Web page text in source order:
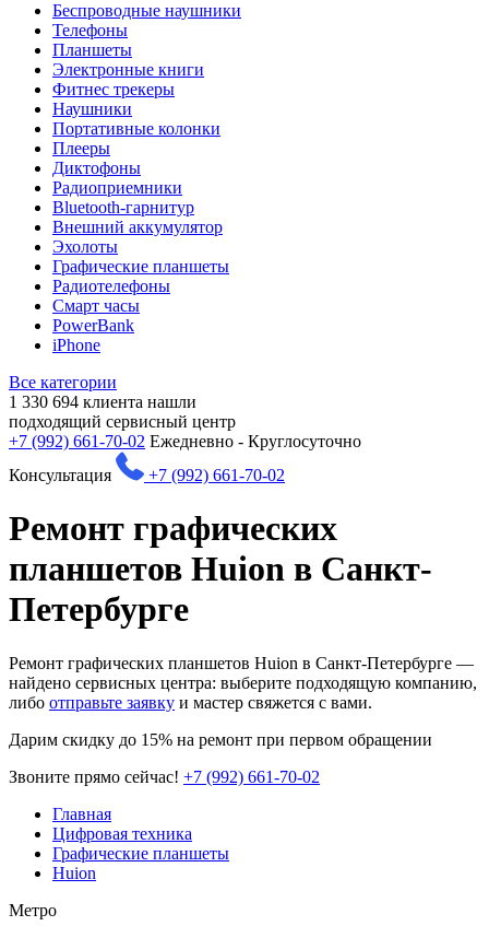
Беспроводные наушники
Телефоны
Планшеты
Электронные книги
Фитнес трекеры
Наушники
Портативные колонки
Плееры
Диктофоны
Радиоприемники
Bluetooth-гарнитур
Внешний аккумулятор
Эхолоты
Графические планшеты
Радиотелефоны
Смарт часы
PowerBank
iPhone
Все категории
1 330 694 клиента нашли
подходящий сервисный центр
+7 (992) 661-70-02 Ежедневно - Круглосуточно
Консультация
+7 (992) 661-70-02
Ремонт графических
планшетов Huion в Санкт-
Петербурге
Ремонт графических планшетов Huion в Санкт-Петербурге —
найдено сервисных центра: выберите подходящую компанию,
либо отправьте заявку и мастер свяжется с вами.
Дарим скидку до 15% на ремонт при первом обращении
Звоните прямо сейчас! +7 (992) 661-70-02
Главная
Цифровая техника
Графические планшеты
Huion
Метро